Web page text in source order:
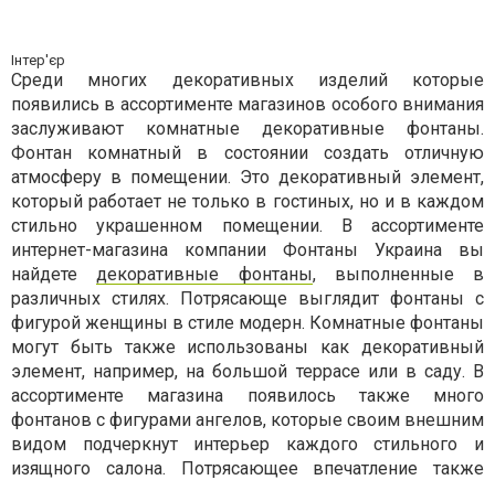
Інтер'єр
Среди многих декоративных изделий которые
появились в ассортименте магазинов особого внимания
заслуживают комнатные декоративные фонтаны.
Фонтан комнатный в состоянии создать отличную
атмосферу в помещении. Это декоративный элемент,
который работает не только в гостиных, но и в каждом
стильно украшенном помещении. В ассортименте
интернет-магазина компании Фонтаны Украина вы
найдетедекоративные фонтаны, выполненные в
различных стилях. Потрясающе выглядит фонтаны с
фигурой женщины в стиле модерн. Комнатные фонтаны
могут быть также использованы как декоративный
элемент, например, на большой террасе или в саду. В
ассортименте магазина появилось также много
фонтанов с фигурами ангелов, которые своим внешним
видом подчеркнут интерьер каждого стильного и
изящного салона. Потрясающее впечатление также